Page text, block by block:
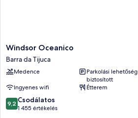
Windsor
Oceanico
Barra
da
Windsor Oceanico
Barra da Tijuca
Medence
Parkolási lehetőség
biztosított
Ingyenes wifi
Étterem
9.2
ennyiből:
9,2 Csodálatos
1 455 értékelés